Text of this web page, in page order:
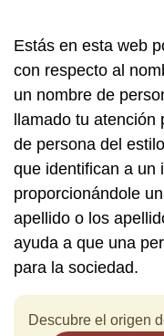
Estás en esta web
con respecto al
un nombre de
llamado tu
de persona del
que identifican a un
proporcionándole
apellido o los
ayuda a que una
para la sociedad.
Descubre el origen